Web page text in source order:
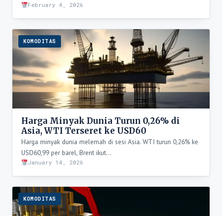
February 4, 2026
KOMODITAS
Harga Minyak Dunia Turun 0,26% di
Asia, WTI Terseret ke USD60
Harga minyak dunia melemah di sesi Asia. WTI turun 0,26% ke
USD60,99 per barel, Brent ikut…
January 14, 2026
KOMODITAS